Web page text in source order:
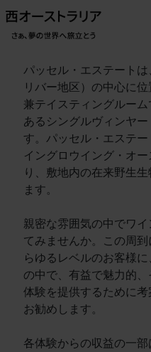
パッセル・エステート
リバー地区）の中心に
兼テイスティングルー
あるシングルヴィンヤ
す。パッセル・エステ
イングロウイング・オ
り、敷地内の在来野生
ます。
親密な雰囲気の中でワ
てみませんか。この周
らゆるレベルのお客様
の中で、有益で魅力的
体験を提供するために
お勧めします。
各体験からの収益の一